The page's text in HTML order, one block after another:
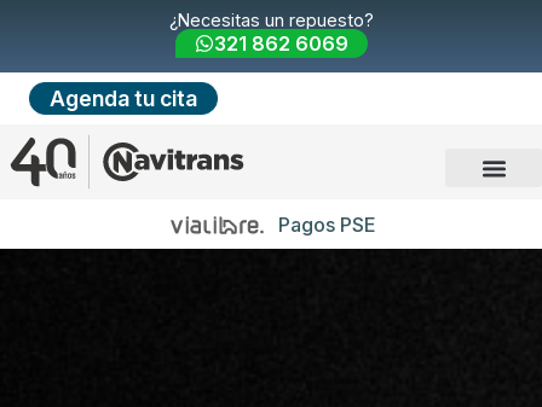
¿Necesitas un repuesto?
321 862 6069
Agenda tu cita
Pagos PSE